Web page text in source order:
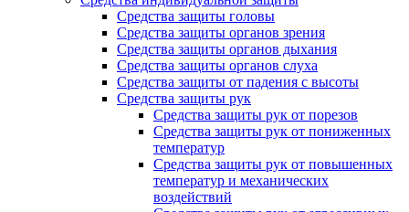
Средства защиты головы
Средства защиты органов зрения
Средства защиты органов дыхания
Средства защиты органов слуха
Средства защиты от падения с высоты
Средства защиты рук
Средства защиты рук от порезов
Средства защиты рук от пониженных
температур
Средства защиты рук от повышенных
температур и механических
воздействий